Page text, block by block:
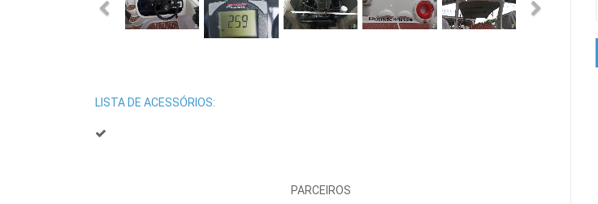
Previous Next
LISTA DE ACESSÓRIOS:
PARCEIROS